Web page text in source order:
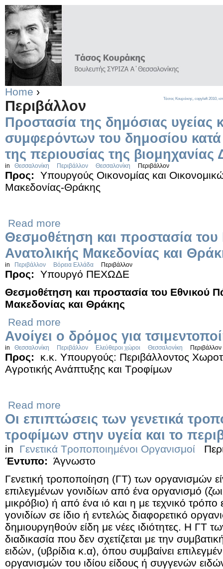
Home ›
Περιβάλλον
Προστασία της δημόσιας υγείας
συμφερόντων του δημοσίου
της περιουσίας της
in Θεσσαλονίκη Περιβάλλον Θεσσαλονίκη Περιβάλλον
Προς:
Υπουργούς Οικονομίας και
Μακεδονίας-Θράκης
Read more
Θεσμοθέτηση και προστασία
Ανατολικής Μακεδονίας και
in Περιβάλλον Βόρεια Ελλάδα Περιβάλλον
Προς:
Υπουργό ΠΕΧΩΔΕ
Θεσμοθέτηση και προστασία του Εθνικού
Μακεδονίας και Θράκης
Read more
Ανοίγει ο δρόμος για
in Θεσσαλονίκη Περιβάλλον Ελεύθεροι χώροι Θεσσαλονίκη Περιβάλλον
Προς:
κ.κ. Υπουργούς: Περιβάλλοντος
Αγροτικής Ανάπτυξης και Τροφίμων
Read more
Oι επιπτώσεις των γενετικά
τροφίμων στην υγεία και το
in Γενετικά Τροποποιημένοι Οργανισμοί
Έντυπο: Άγνωστο
Γενετική τροποποίηση (ΓΤ) των οργανισμών
επιλεγμένων γονιδίων από ένα οργανισμό
μικρόβιο) ή από ένα ιό και η με τεχνικό
γονιδίων σε ίδιο ή εντελώς διαφορετικό
δημιουργηθούν είδη με νέες ιδιότητες. Η ΓΤ
διαδικασία που δεν σχετίζεται με την
ειδών, (υβρίδια κ.α), όπου συμβαίνει
οργανισμών του ιδίου είδους ή συγγενών
Τάσος Κουράκης, copyleft 2010,